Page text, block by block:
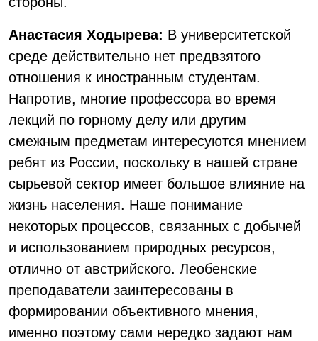
Анастасия Ходырева: В университетской
среде действительно нет предвзятого
отношения к иностранным студентам.
Напротив, многие профессора во время
лекций по горному делу или другим
смежным предметам интересуются мнением
ребят из России, поскольку в нашей стране
сырьевой сектор имеет большое влияние на
жизнь населения. Наше понимание
некоторых процессов, связанных с добычей
и использованием природных ресурсов,
отлично от австрийского. Леобенские
преподаватели заинтересованы в
формировании объективного мнения,
именно поэтому сами нередко задают нам